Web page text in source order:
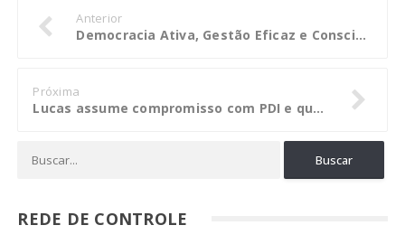
Anterior
Democracia Ativa, Gestão Eficaz e Consciência Cidadã, chegam a Lucas dia 8
Próxima
Lucas assume compromisso com PDI e quer ser modelo em planejamento
REDE DE CONTROLE